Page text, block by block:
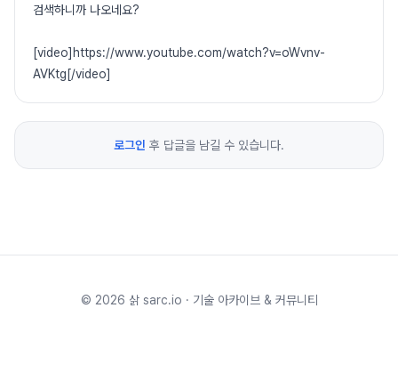
검색하니까 나오네요?
[video]https://www.youtube.com/watch?v=oWvnv-
AVKtg[/video]
로그인 후 답글을 남길 수 있습니다.
© 2026 삵 sarc.io · 기술 아카이브 & 커뮤니티